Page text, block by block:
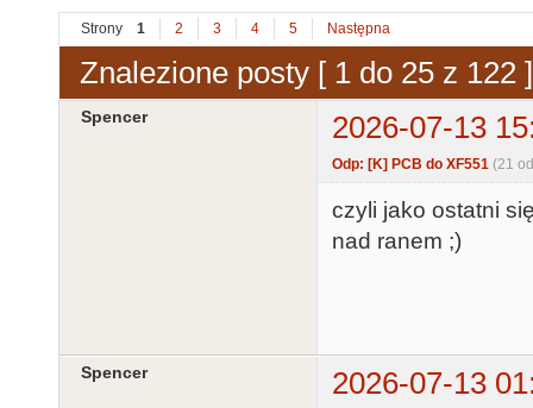
Strony 1 2 3 4 5 Następna
Znalezione posty [ 1 do 25 z 122 ]
Spencer 2026-07-13
Odp: [K] PCB do XF551 (21
czyli jako ostatni
nad ranem ;)
Spencer 2026-07-13